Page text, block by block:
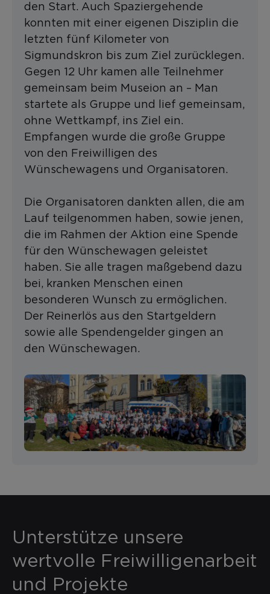
den Start. Auch Spaziergehende
konnten mit einer eigenen Disziplin die
letzten fünf Kilometer von
Sigmundskron bis zum Ziel zurücklegen.
Gegen 12 Uhr kamen alle Teilnehmer
gemeinsam beim Museion an – Man
startete als Gruppe und lief gemeinsam,
ohne Wettkampf, ins Ziel ein.
Empfangen wurde die große Gruppe
von den Freiwilligen des
Wünschewagens und Organisatoren.
Die Organisatoren dankten allen, die am
Lauf teilgenommen haben, sowie jenen,
die im Rahmen der Aktion eine Spende
für den Wünschewagen geleistet
haben. Sie alle tragen maßgebend dazu
bei, kranken Menschen einen
besonderen Wunsch zu ermöglichen.
Der Reinerlös aus den Startgeldern
sowie alle Spendengelder gingen an
den Wünschewagen.
Unterstütze unsere
wertvolle Freiwilligenarbeit
und Projekte